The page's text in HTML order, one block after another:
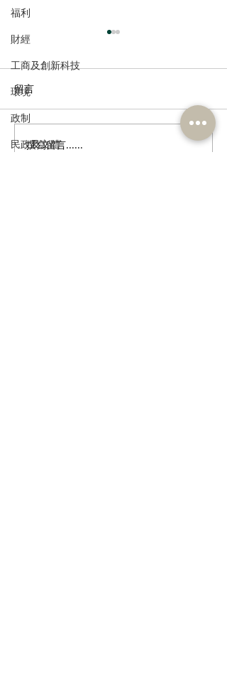
福利
財經
工商及創新科技
環境
政制
民政及文體多了解、規律生活、保持
留言
撰寫留言......